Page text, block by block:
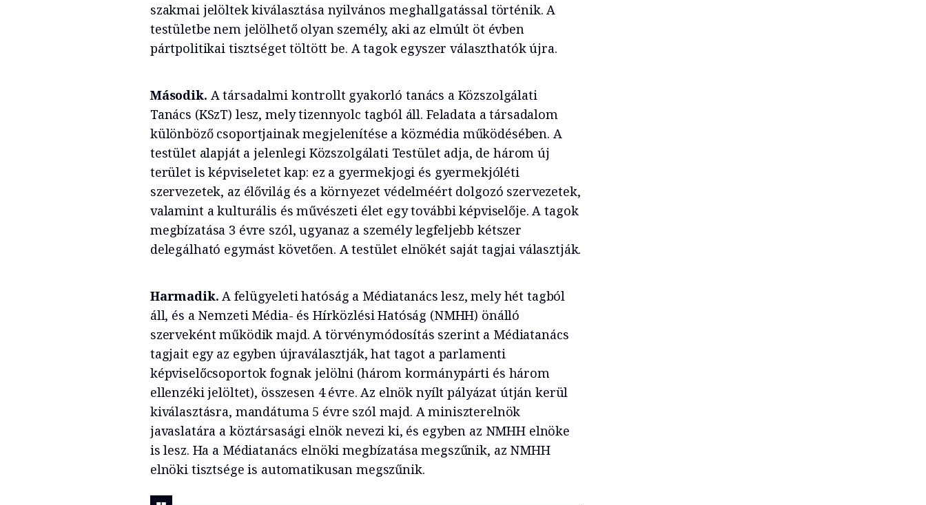
szakmai jelöltek kiválasztása nyilvános meghallgatással történik. A
testületbe nem jelölhető olyan személy, aki az elmúlt öt évben
pártpolitikai tisztséget töltött be. A tagok egyszer választhatók újra.
Második. A társadalmi kontrollt gyakorló tanács a Közszolgálati
Tanács (KSzT) lesz, mely tizennyolc tagból áll. Feladata a társadalom
különböző csoportjainak megjelenítése a közmédia működésében. A
testület alapját a jelenlegi Közszolgálati Testület adja, de három új
terület is képviseletet kap: ez a gyermekjogi és gyermekjóléti
szervezetek, az élővilág és a környezet védelméért dolgozó szervezetek,
valamint a kulturális és művészeti élet egy további képviselője. A tagok
megbízatása 3 évre szól, ugyanaz a személy legfeljebb kétszer
delegálható egymást követően. A testület elnökét saját tagjai választják.
Harmadik. A felügyeleti hatóság a Médiatanács lesz, mely hét tagból
áll, és a Nemzeti Média- és Hírközlési Hatóság (NMHH) önálló
szerveként működik majd. A törvénymódosítás szerint a Médiatanács
tagjait egy az egyben újraválasztják, hat tagot a parlamenti
képviselőcsoportok fognak jelölni (három kormánypárti és három
ellenzéki jelöltet), összesen 4 évre. Az elnök nyílt pályázat útján kerül
kiválasztásra, mandátuma 5 évre szól majd. A miniszterelnök
javaslatára a köztársasági elnök nevezi ki, és egyben az NMHH elnöke
is lesz. Ha a Médiatanács elnöki megbízatása megszűnik, az NMHH
elnöki tisztsége is automatikusan megszűnik.